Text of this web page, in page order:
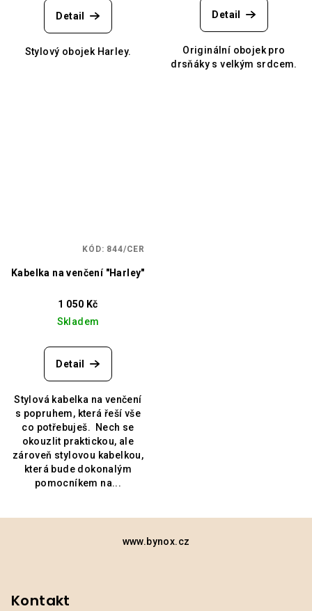
Detail
Stylový obojek Harley.
Detail
Originální obojek pro
drsňáky s velkým srdcem.
Kabelka na venčení "Harley"
1 050 Kč
Skladem
Detail
Stylová kabelka na venčení
s popruhem, která řeší vše
co potřebuješ. Nech se
okouzlit praktickou, ale
zároveň stylovou kabelkou,
která bude dokonalým
pomocníkem na...
KÓD: 844/CER
www.bynox.cz
Kontakt